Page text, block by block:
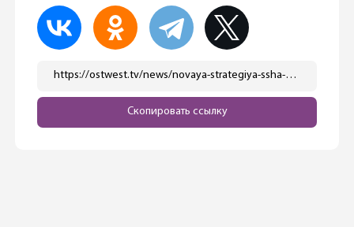
https://ostwest.tv/news/novaya-strategiya-ssha-vyzvala-bespokojstvo-v-germanii/
Скопировать ссылку